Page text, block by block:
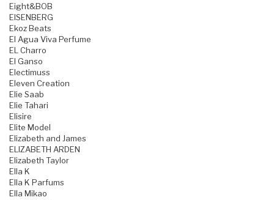
Eight&BOB
EISENBERG
Ekoz Beats
El Agua Viva Perfume
EL Charro
El Ganso
Electimuss
Eleven Creation
Elie Saab
Elie Tahari
Elisire
Elite Model
Elizabeth and James
ELIZABETH ARDEN
Elizabeth Taylor
Ella K
Ella K Parfums
Ella Mikao